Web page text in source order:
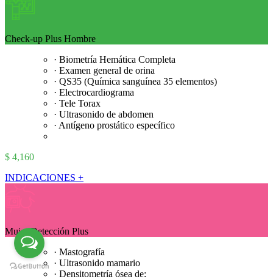
Check-up Plus Hombre
· Biometría Hemática Completa
· Examen general de orina
· QS35 (Química sanguínea 35 elementos)
· Electrocardiograma
· Tele Torax
· Ultrasonido de abdomen
· Antígeno prostático específico
$ 4,160
INDICACIONES +
Mujer Detección Plus
· Mastografía
· Ultrasonido mamario
· Densitometría ósea de: